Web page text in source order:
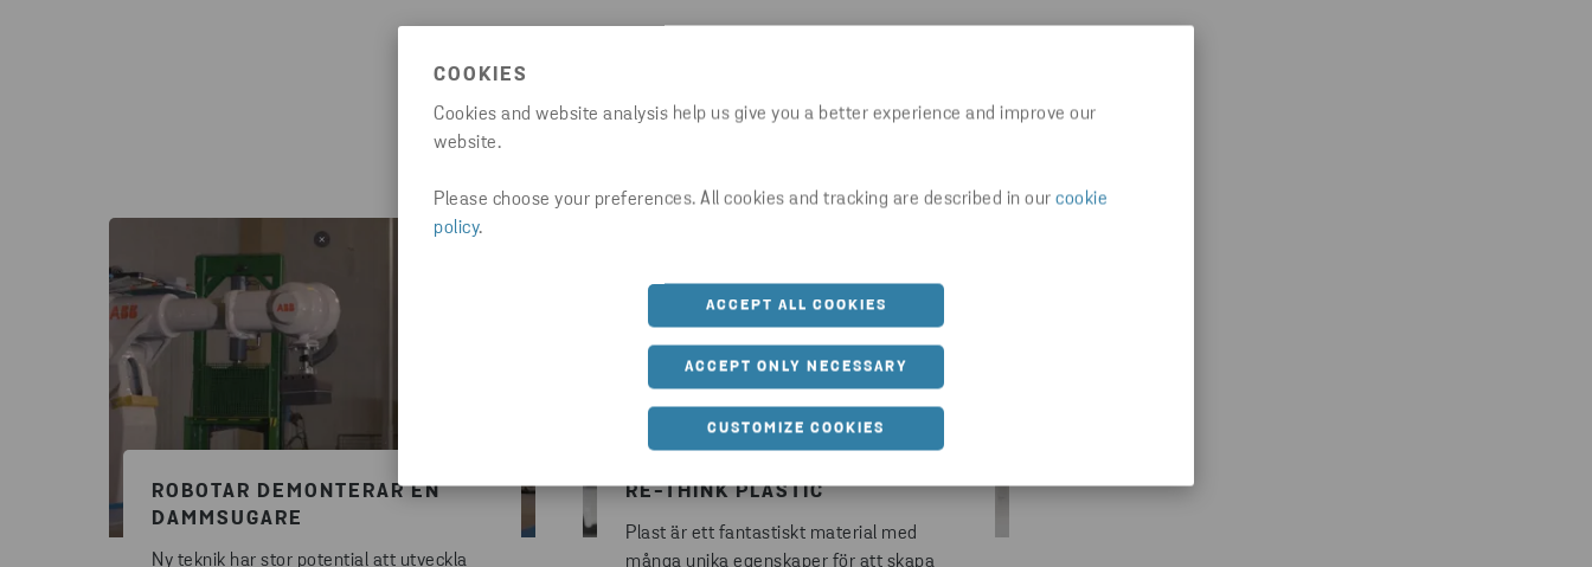
COOKIES
Cookies and website analysis help us give you a better experience and improve our
website.
Please choose your preferences. All cookies and tracking are described in our cookie
policy.
ACCEPT ALL COOKIES
ACCEPT ONLY NECESSARY
CUSTOMIZE COOKIES
Mer information
ROBOTAR DEMONTERAR EN
DAMMSUGARE
Ny teknik har stor potential att utveckla
RE-THINK PLASTIC
Plast är ett fantastiskt material med
många unika egenskaper för att skapa